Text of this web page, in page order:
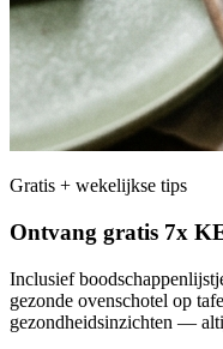
Gratis + wekelijkse tips
Ontvang gratis 7x
Inclusief
gezonde ovenschotel op
gezondheidsinzichten —